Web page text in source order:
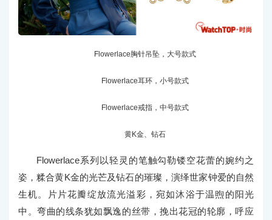
Flowerlace胸针吊坠，大号款式
Flowerlace耳环，小号款式
Flowerlace戒指，中号款式
黄K金、钻石
Flowerlace系列以轻灵的笔触勾勒镂空花蕾的婉约之
姿，糅合黄K金的光芒及钻石的璀璨，演绎世家钟爱的自然
生机。片片花瓣绽放流光溢彩，宛如沐浴于温煦的阳光
中。弯曲的线条犹如飘逸的丝带，挽出花冠的轮廓，呼应